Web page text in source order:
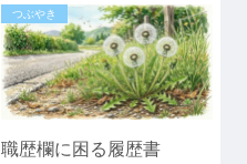
つぶやき
職歴欄に困る履歴書